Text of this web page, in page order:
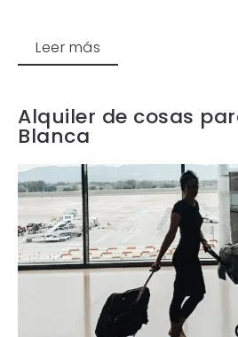
Leer más
Alquiler de cosas
Blanca